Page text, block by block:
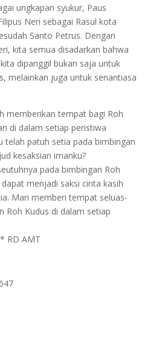
ungkapan syukur, Paus
Neri sebagai Rasul kota
Santo Petrus. Dengan
kita semua disadarkan bahwa
dipanggil bukan saja untuk
melainkan juga untuk senantiasa
memberikan tempat bagi Roh
di dalam setiap peristiwa
telah patuh setia pada bimbingan
kesaksian imanku?
pada bimbingan Roh
menjadi saksi cinta kasih
Mari memberi tempat seluas-
Roh Kudus di dalam setiap
RD AMT